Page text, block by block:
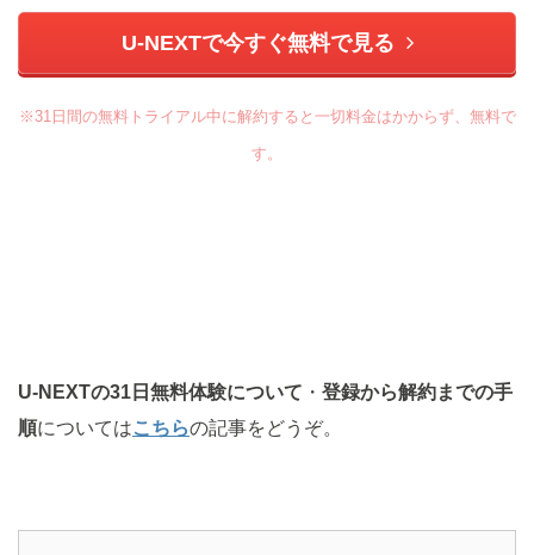
U-NEXTで今すぐ無料で見る
※31日間の無料トライアル中に解約すると一切料金はかからず、無料で
す。
U-NEXTの31日無料体験について ・ 登録から解約までの手
順についてはこちらの記事をどうぞ。